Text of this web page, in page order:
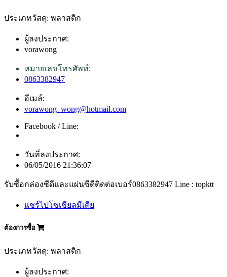
ประเภทวัสดุ: พลาสติก
ผู้ลงประกาศ:
vorawong
หมายเลขโทรศัพท์:
0863382947
อีเมล์:
vorawong_wong@hotmail.com
Facebook / Line:
วันที่ลงประกาศ:
06/05/2016 21:36:07
รับซื้อกล่องซีดีและแผ่นซีดีติดต่อเบอร์0863382947 Line : topktt
แชร์ไปโซเชียลมีเดีย
ต้องการซื้อ
ประเภทวัสดุ: พลาสติก
ผู้ลงประกาศ: